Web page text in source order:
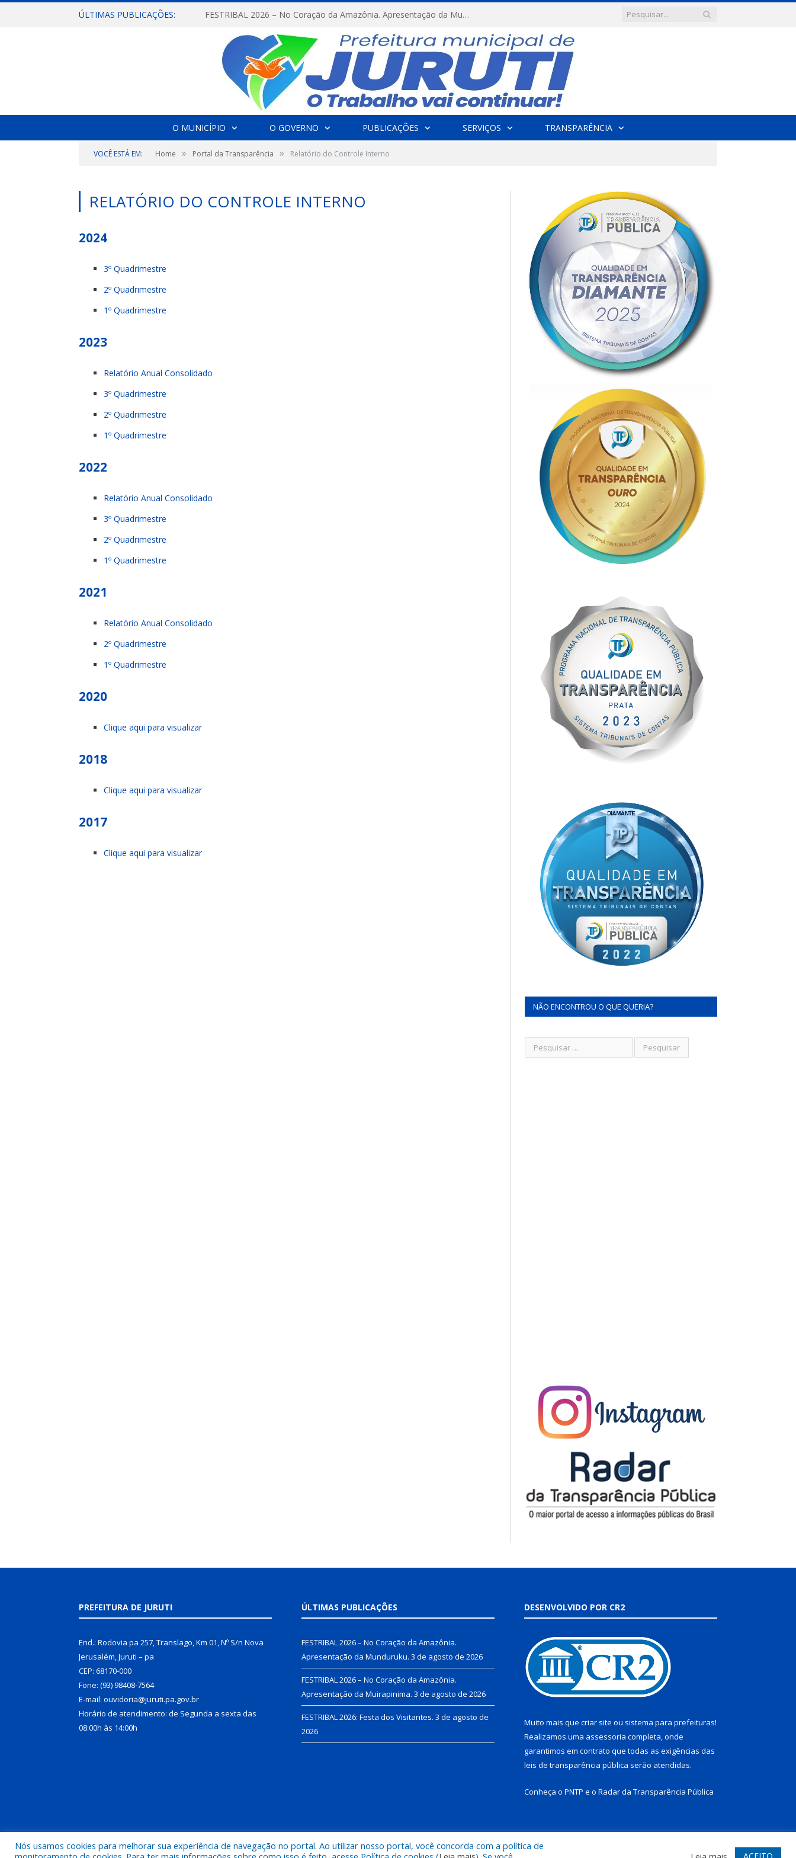
ÚLTIMAS PUBLICAÇÕES: FESTRIBAL 2026 – No Coração da Amazônia. Apresentação da Munduruku.
O MUNICÍPIO O GOVERNO PUBLICAÇÕES SERVIÇOS TRANSPARÊNCIA
VOCÊ ESTÁ EM: Home » Portal da Transparência » Relatório do Controle Interno
RELATÓRIO DO CONTROLE INTERNO
2024
3º Quadrimestre
2º Quadrimestre
1º Quadrimestre
2023
Relatório Anual Consolidado
3º Quadrimestre
2º Quadrimestre
1º Quadrimestre
2022
Relatório Anual Consolidado
3º Quadrimestre
2º Quadrimestre
1º Quadrimestre
2021
Relatório Anual Consolidado
2º Quadrimestre
1º Quadrimestre
2020
Clique aqui para visualizar
2018
Clique aqui para visualizar
2017
Clique aqui para visualizar
NÃO ENCONTROU O QUE QUERIA?
PREFEITURA DE JURUTI
End.: Rodovia pa 257, Translago, Km 01, Nº S/n Nova
Jerusalém, Juruti – pa
CEP: 68170-000
Fone: (93) 98408-7564
E-mail: ouvidoria@juruti.pa.gov.br
Horário de atendimento: de Segunda a sexta das
08:00h às 14:00h
ÚLTIMAS PUBLICAÇÕES
FESTRIBAL 2026 – No Coração da Amazônia.
Apresentação da Munduruku. 3 de agosto de 2026
FESTRIBAL 2026 – No Coração da Amazônia.
Apresentação da Muirapinima. 3 de agosto de 2026
FESTRIBAL 2026: Festa dos Visitantes. 3 de agosto de
2026
DESENVOLVIDO POR CR2
Muito mais que criar site ou sistema para prefeituras!
Realizamos uma assessoria completa, onde
garantimos em contrato que todas as exigências das
leis de transparência pública serão atendidas.
Conheça o PNTP e o Radar da Transparência Pública
Todos os direitos reservados a Prefeitura Municipal de Juruti. Mapa do Site Acessar Webmail
Nós usamos cookies para melhorar sua experiência de navegação no portal. Ao utilizar nosso portal, você concorda com a política de
ACEITO